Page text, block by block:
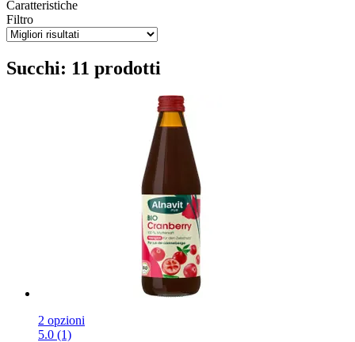
Caratteristiche
Filtro
Succhi: 11 prodotti
2 opzioni
5.0 (1)